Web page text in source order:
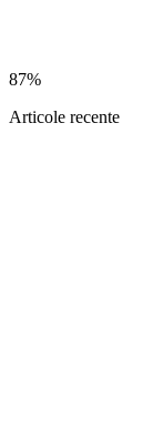
87%
Articole recente